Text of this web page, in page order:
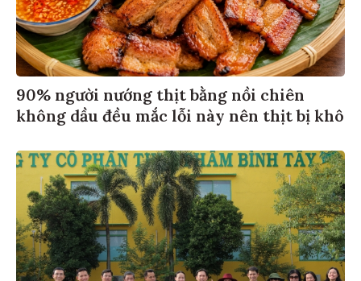
90% người nướng thịt bằng nồi chiên
không dầu đều mắc lỗi này nên thịt bị khô